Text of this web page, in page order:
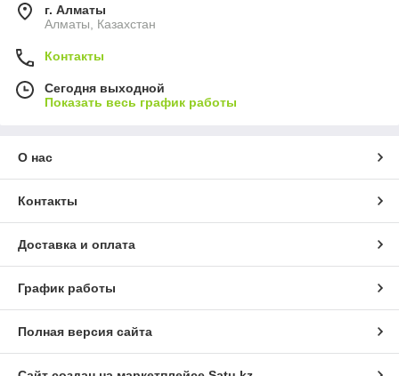
г. Алматы
Алматы, Казахстан
Контакты
Сегодня выходной
Показать весь график работы
О нас
Контакты
Доставка и оплата
График работы
Полная версия сайта